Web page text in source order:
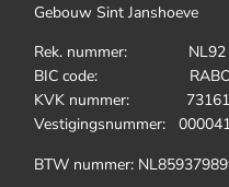
Gebouw Sint Janshoeve
Rek. nummer: NL92
BIC code:
KVK nummer:
Vestigingsnummer:
BTW nummer: